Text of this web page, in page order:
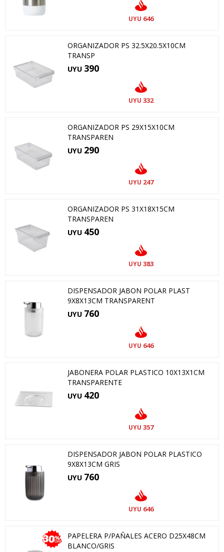
UYU 646
ORGANIZADOR PS 32.5X20.5X10CM
TRANSP
UYU 390
UYU 332
ORGANIZADOR PS 29X15X10CM
TRANSPAREN
UYU 290
UYU 247
ORGANIZADOR PS 31X18X15CM
TRANSPAREN
UYU 450
UYU 383
DISPENSADOR JABON POLAR PLAST
9X8X13CM TRANSPARENT
UYU 760
UYU 646
JABONERA POLAR PLASTICO 10X13X1CM
TRANSPARENTE
UYU 420
UYU 357
DISPENSADOR JABON POLAR PLASTICO
9X8X13CM GRIS
UYU 760
UYU 646
PAPELERA P/PAÑALES ACERO D25X48CM
BLANCO/GRIS